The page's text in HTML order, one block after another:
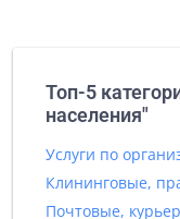
Топ-5
населения"
Услуги по
Клининговые,
Почтовые,